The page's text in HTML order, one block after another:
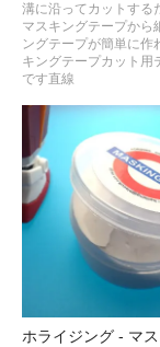
溝に沿ってカットする
マスキングテープから
ングテープが簡単に作
キングテープカット用
です直線
ホライジング - マ